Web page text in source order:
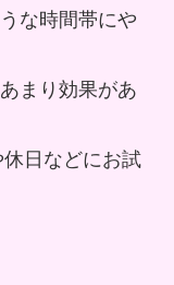
な時間帯にや
まり効果があ
日などにお試